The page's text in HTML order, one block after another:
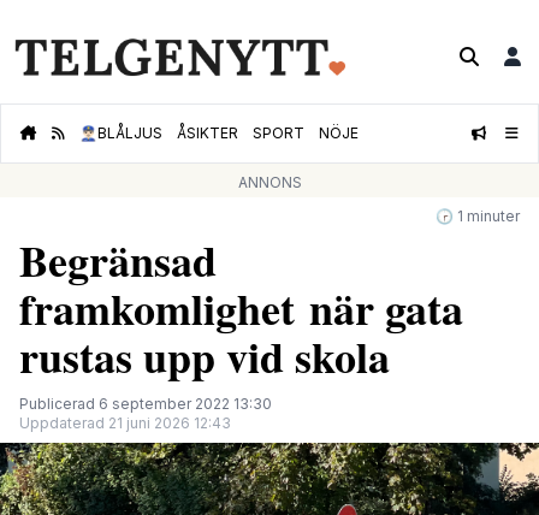
👮🏻‍♂️BLÅLJUS ÅSIKTER SPORT NÖJE
ANNONS
🕝 1 minuter
Begränsad
framkomlighet när gata
rustas upp vid skola
Publicerad 6 september 2022 13:30
Uppdaterad 21 juni 2026 12:43